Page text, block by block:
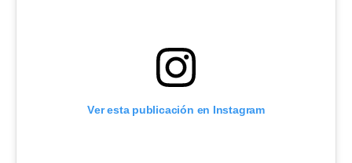
Ver esta publicación en Instagram